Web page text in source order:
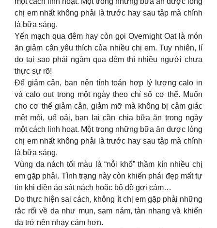
chị em nhất không phải là trước hay sau tập mà chính
là bữa sáng.
Yến mạch qua đêm hay còn gọi Overnight Oat là món
ăn giảm cân yêu thích của nhiều chị em. Tuy nhiên, lí
do tại sao phải ngâm qua đêm thì nhiều người chưa
thực sự rõ!
Để giảm cân, bạn nên tính toán hợp lý lượng calo in
và calo out trong một ngày theo chỉ số cơ thể. Muốn
cho cơ thể giảm cân, giảm mỡ mà không bị cảm giác
mệt mỏi, uể oải, bạn lại cần chia bữa ăn trong ngày
một cách linh hoạt. Một trong những bữa ăn được lòng
chị em nhất không phải là trước hay sau tập mà chính
là bữa sáng.
Vùng da nách tối màu là “nỗi khổ” thầm kín nhiều chị
em gặp phải. Tình trạng này còn khiến phái đẹp mất tự
tin khi diện áo sát nách hoặc bộ đồ gợi cảm…
Do thực hiện sai cách, không ít chị em gặp phải những
rắc rối về da như mụn, sạm nám, tàn nhang và khiến
da trở nên nhạy cảm hơn.